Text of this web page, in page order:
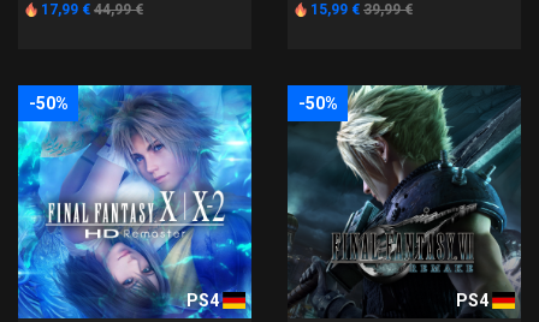
17,99 € 44,99 € 15,99 € 39,99 €
-50%
PS4
-50%
PS4